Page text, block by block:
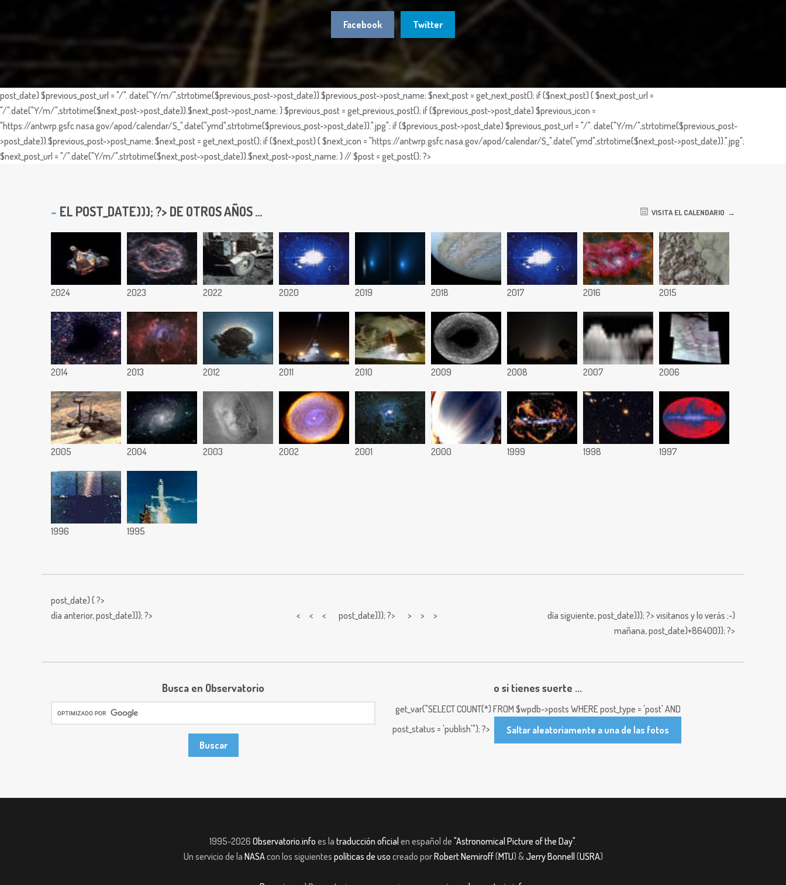
Facebook Twitter
post_date) $previous_post_url = "/". date("Y/m/",strtotime($previous_post->post_date)).$previous_post->post_name; $next_post = get_next_post(); if ($next_post) { $next_post_url =
"/".date("Y/m/",strtotime($next_post->post_date)).$next_post->post_name; } $previous_post = get_previous_post(); if ($previous_post->post_date) $previous_icon =
"https://antwrp.gsfc.nasa.gov/apod/calendar/S_".date("ymd",strtotime($previous_post->post_date)).".jpg"; if ($previous_post->post_date) $previous_post_url = "/". date("Y/m/",strtotime($previous_post-
>post_date)).$previous_post->post_name; $next_post = get_next_post(); if ($next_post) { $next_icon = "https://antwrp.gsfc.nasa.gov/apod/calendar/S_".date("ymd",strtotime($next_post->post_date)).".jpg";
$next_post_url = "/".date("Y/m/",strtotime($next_post->post_date)).$next_post->post_name; } // $post = get_post(); ?>
EL POST_DATE))); ?> DE OTROS AÑOS ... VISITA EL CALENDARIO
2024 2023 2022 2020 2019 2018 2017 2016 2015
2014 2013 2012 2011 2010 2009 2008 2007 2006
2005 2004 2003 2002 2001 2000 1999 1998 1997
1996 1995
post_date) { ?>
día anterior,post_date))); ?> < < < post_date))); ?> > > > día siguiente,post_date))); ?> visitanos y lo verás ;-)
mañana,post_date)+86400)); ?>
Busca en Observatorio o si tienes suerte ...
get_var("SELECT COUNT(*) FROM $wpdb->posts WHERE post_type = 'post' AND
post_status = 'publish'"); ?>
Saltar aleatoriamente a una de las fotos
1995-2026 Observatorio.info es la traducción oficial en español de "Astronomical Picture of the Day".
Un servicio de la NASAcon los siguientes políticas de uso creado porRobert Nemiroff(MTU) &Jerry Bonnell (USRA)